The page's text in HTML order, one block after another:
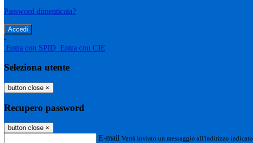
Password dimenticata?
-
Entra con SPID Entra con CIE
Seleziona utente
button close ×
Recupero password
button close ×
E-mail Verrà inviato un messaggio all'indirizzo